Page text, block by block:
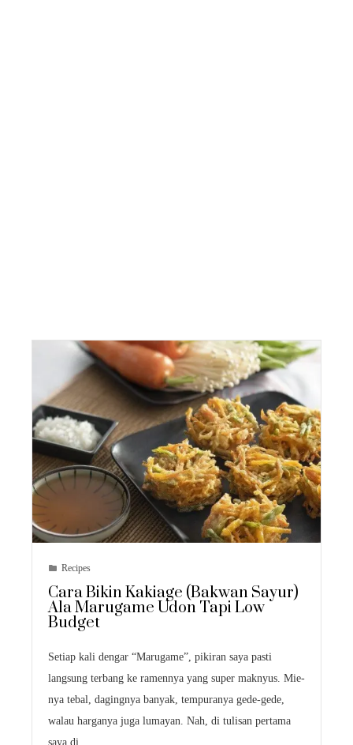
Recipes
Cara Bikin Kakiage (Bakwan Sayur)
Ala Marugame Udon Tapi Low
Budget
Setiap kali dengar “Marugame”, pikiran saya pasti
langsung terbang ke ramennya yang super maknyus. Mie-
nya tebal, dagingnya banyak, tempuranya gede-gede,
walau harganya juga lumayan. Nah, di tulisan pertama
saya di…